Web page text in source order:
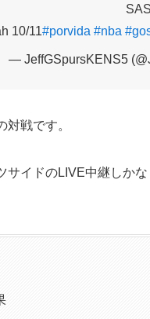
10/11#porvida #nba
— JeffGSpursKENS5
対戦です。
サイドのLIVE中継しか